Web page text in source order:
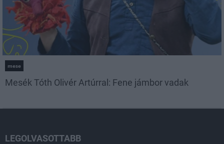
mese
Mesék Tóth Olivér Artúrral: Fene jámbor vadak
LEGOLVASOTTABB